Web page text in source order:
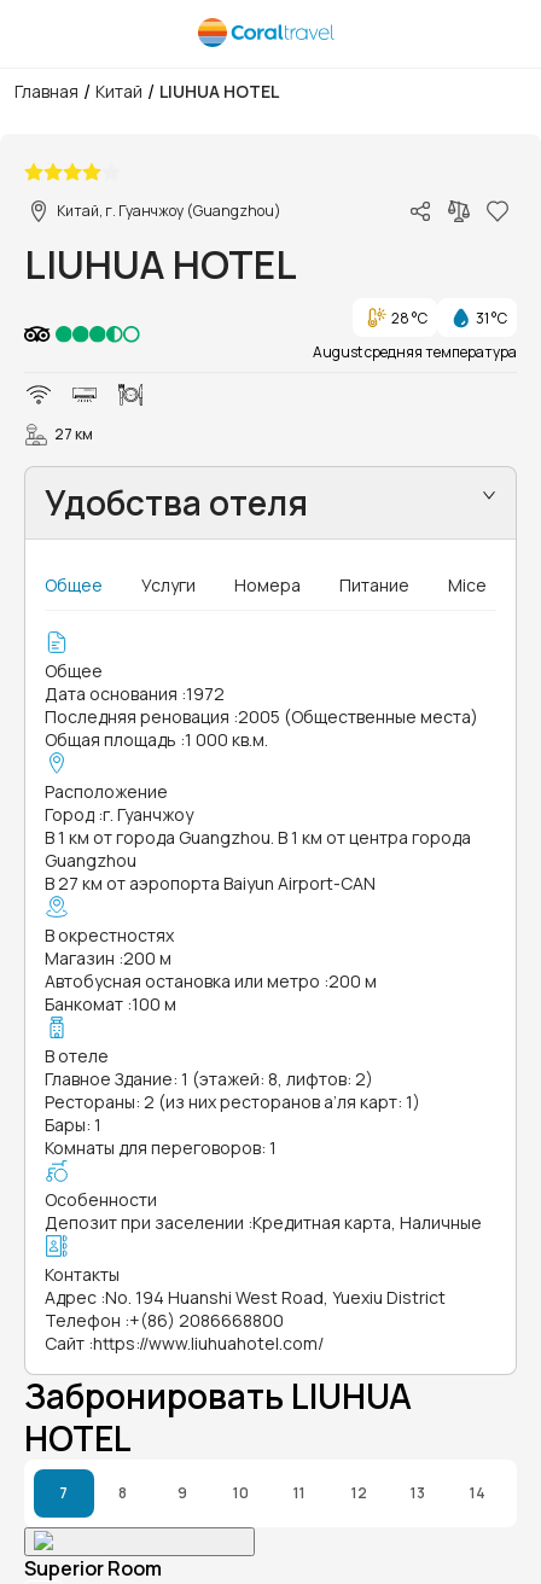
Главная / Китай / LIUHUA HOTEL
Китай, г. Гуанчжоу (Guangzhou)
LIUHUA HOTEL
28 °C
31 °C
August средняя температура
27 км
Удобства отеля
Общее Услуги Номера Питание Mice
Общее
Дата основания :1972
Последняя реновация :2005 (Общественные места)
Общая площадь :1 000 кв.м.
Расположение
Город :г. Гуанчжоу
В 1 км от города Guangzhou. В 1 км от центра города
Guangzhou
В 27 км от аэропорта Baiyun Airport-CAN
В окрестностях
Магазин :200 м
Автобусная остановка или метро :200 м
Банкомат :100 м
В отеле
Главное Здание: 1 (этажей: 8, лифтов: 2)
Рестораны: 2 (из них ресторанов а’ля карт: 1)
Бары: 1
Комнаты для переговоров: 1
Особенности
Депозит при заселении :Кредитная карта, Наличные
Контакты
Адрес :No. 194 Huanshi West Road, Yuexiu District
Телефон :+(86) 2086668800
Сайт :https://www.liuhuahotel.com/
Забронировать LIUHUA
HOTEL
7 8 9 10 11 12 13 14
Superior Room